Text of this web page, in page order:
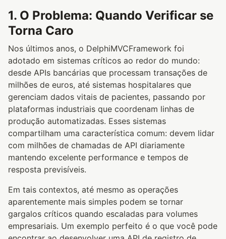
1. O Problema: Quando Verificar se
Torna Caro
Nos últimos anos, o DelphiMVCFramework foi
adotado em sistemas críticos ao redor do mundo:
desde APIs bancárias que processam transações de
milhões de euros, até sistemas hospitalares que
gerenciam dados vitais de pacientes, passando por
plataformas industriais que coordenam linhas de
produção automatizadas. Esses sistemas
compartilham uma característica comum: devem lidar
com milhões de chamadas de API diariamente
mantendo excelente performance e tempos de
resposta previsíveis.
Em tais contextos, até mesmo as operações
aparentemente mais simples podem se tornar
gargalos críticos quando escaladas para volumes
empresariais. Um exemplo perfeito é o que você pode